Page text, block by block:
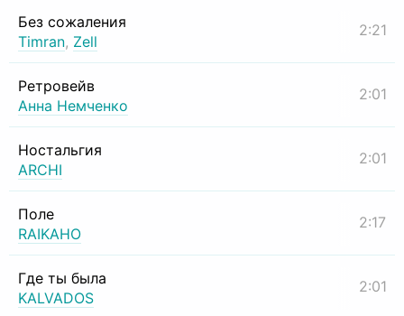
Без сожаления
Timran, Zell
2:21
Ретровейв
Анна Немченко
2:01
Ностальгия
ARCHI
2:01
Поле
RAIKAHO
2:17
Где ты была
KALVADOS
2:01